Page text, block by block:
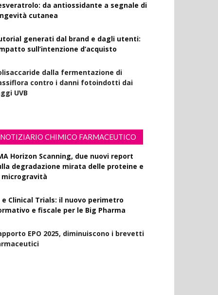
da antiossidante a segnale di
cutanea
generati dal brand e dagli utenti:
sull’intenzione d’acquisto
dalla fermentazione di
contro i danni fotoindotti dai
UVB
NOTIZIARIO CHIMICO FARMACEUTICO
Horizon Scanning, due nuovi report
degradazione mirata delle proteine e
microgravità
e Clinical Trials: il nuovo perimetro
e fiscale per le Big Pharma
EPO 2025, diminuiscono i brevetti